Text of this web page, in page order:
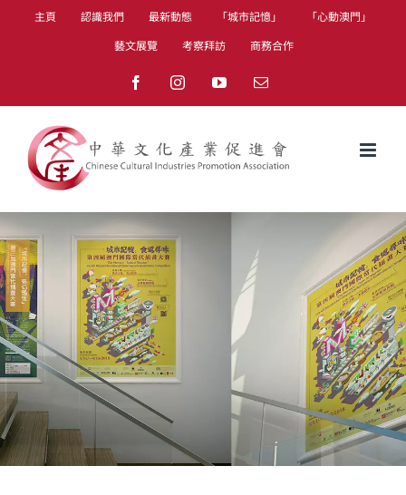
主頁 認識我們 最新動態 「城市記憶」
「心動澳門」
藝文展覽
考察拜訪 商務合作
FacebookInstagramYouTubeEmail